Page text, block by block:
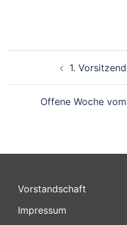
1.
Offene Woche
Vorstandschaft
Impressum